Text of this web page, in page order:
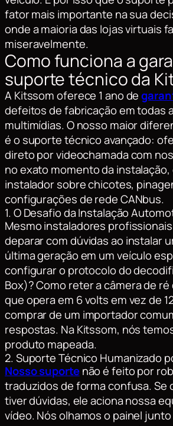
fator mais importante na sua
onde a maioria das lojas virtuais
miseravelmente.
Como funciona a
suporte técnico da
A Kitssom oferece 1 ano de
defeitos de fabricação em todas
multimídias. O nosso maior
é o suporte técnico avançado:
direto por videochamada com
no exato momento da
instalador sobre chicotes,
configurações de rede CANbus.
1. O Desafio da Instalação
Mesmo instaladores
deparar com dúvidas ao instalar
última geração em um veículo
configurar o protocolo do
Box)? Como reter a câmera de
que opera em 6 volts em vez de
comprar de um importador
respostas. Na Kitssom, nós
produto mapeada.
2. Suporte Técnico Humanizado
Nosso suportenão é feito por
traduzidos de forma confusa. Se
tiver dúvidas, ele aciona nossa
vídeo. Nós olhamos o painel